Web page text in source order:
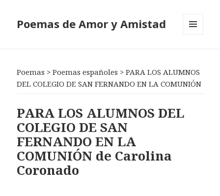
Poemas de Amor y Amistad
Poemas >Poemas españoles >PARA LOS ALUMNOS
DEL COLEGIO DE SAN FERNANDO EN LA COMUNIÓN
PARA LOS ALUMNOS DEL
COLEGIO DE SAN
FERNANDO EN LA
COMUNIÓN de Carolina
Coronado